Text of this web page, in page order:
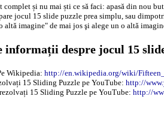
complet și nu mai ști ce să faci: apasă din nou
jocul 15 slide puzzle prea simplu, sau
imagine" de mai jos şi alege un o altă
informații despre jocul 15
Wikipedia: http://en.wikipedia.org/wiki/
15 Sliding Puzzle pe YouTube: http://
15 Sliding Puzzle pe YouTube: http://